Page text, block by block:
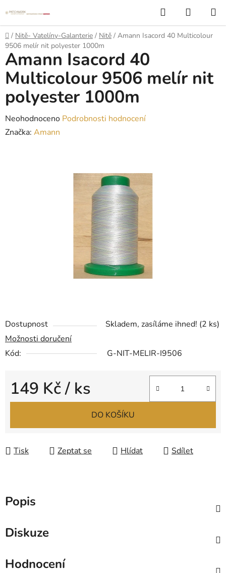
na
obsah
Hledat
KOŠÍK
Domů
/ Nitě- Vatelíny-Galanterie / Nitě / Amann Isacord 40 Multicolour
9506 melír nit polyester 1000m
Dostupnost Skladem, zasíláme ihned! (2 ks)
Možnosti doručení
Kód:
G-NIT-MELIR-I9506
149 Kč/ ks
Měrná cena:
DO KOŠÍKU
Tisk Zeptat se Hlídat Sdílet
Amann Isacord 40
Multicolour 9506 melír nit
polyester 1000m
Průměrné
hodnocení
Neohodnoceno Podrobnosti hodnocení
Značka: Amann
Popis
Diskuze
Hodnocení